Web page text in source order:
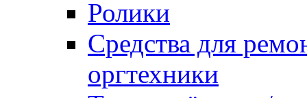
Ролики
Средства для
оргтехники